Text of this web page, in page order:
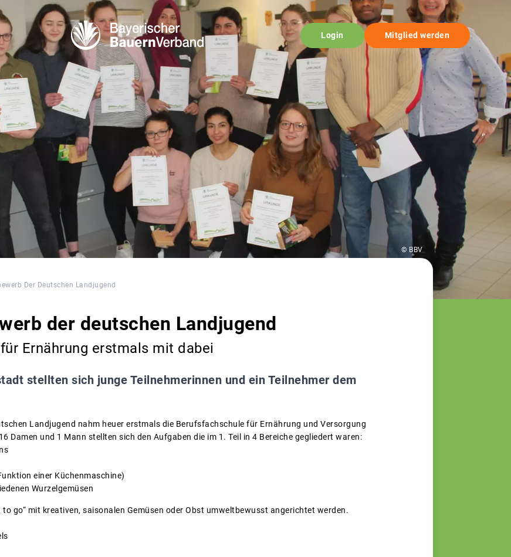
Login Mitglied werden
© BBV
Der Deutschen Landjugend
der deutschen Landjugend
Ernährung erstmals mit dabei
stellten sich junge Teilnehmerinnen und ein Teilnehmer dem
Landjugend nahm heuer erstmals die Berufsfachschule für Ernährung und Versorgung
Damen und 1 Mann stellten sich den Aufgaben die im 1. Teil in 4 Bereiche gegliedert waren:
einer Küchenmaschine)
Wurzelgemüsen
to go“ mit kreativen, saisonalen Gemüsen oder Obst umweltbewusst angerichtet werden.